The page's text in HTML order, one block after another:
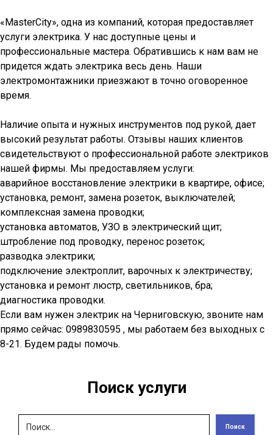
«MasterCity», одна из компаний, которая предоставляет
услуги электрика. У нас доступные цены и
профессиональные мастера. Обратившись к нам вам не
придется ждать электрика весь день. Наши
электромонтажники приезжают в точно оговоренное
время.
Наличие опыта и нужных инструментов под рукой, дает
высокий результат работы. Отзывы наших клиентов
свидетельствуют о профессиональной работе электриков
нашей фирмы. Мы предоставляем услуги:
аварийное восстановление электрики в квартире, офисе;
установка, ремонт, замена розеток, выключателей;
комплексная замена проводки;
установка автоматов, УЗО в электрический щит;
штробление под проводку, перенос розеток;
разводка электрики;
подключение электроплит, варочных к электричеству;
установка и ремонт люстр, светильников, бра;
диагностика проводки.
Если вам нужен электрик на Черниговскую, звоните нам
прямо сейчас: 0989830595 , мы работаем без выходных с
8-21. Будем рады помочь.
Поиск услуги
Поиск